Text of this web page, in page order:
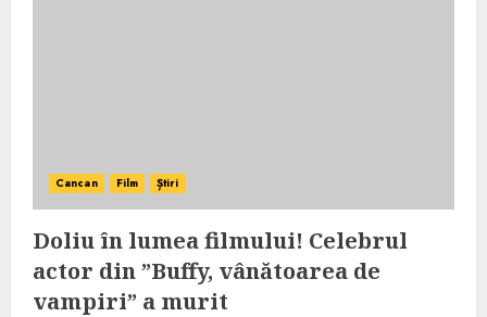
Cancan Film Știri
Doliu în lumea filmului! Celebrul
actor din ”Buffy, vânătoarea de
vampiri” a murit